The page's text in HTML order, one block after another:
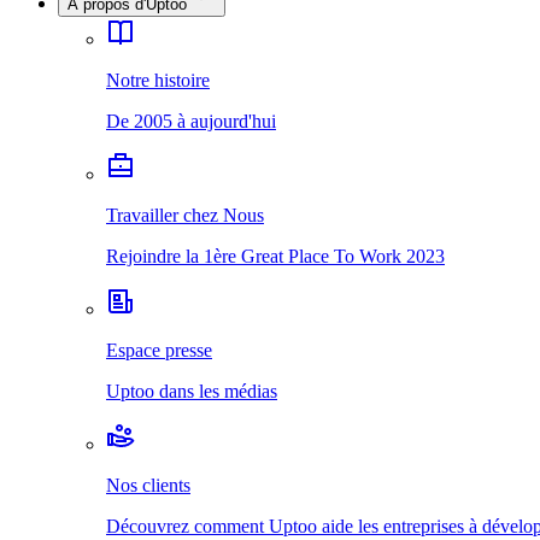
À propos d'Uptoo
Notre histoire
De 2005 à aujourd'hui
Travailler chez Nous
Rejoindre la 1ère Great Place To Work 2023
Espace presse
Uptoo dans les médias
Nos clients
Découvrez comment Uptoo aide les entreprises à